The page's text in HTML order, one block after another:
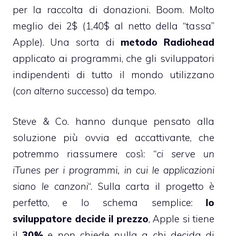
per la raccolta di donazioni. Boom. Molto
meglio dei 2$ (1,40$ al netto della “tassa”
Apple). Una sorta di metodo Radiohead
applicato ai programmi, che gli sviluppatori
indipendenti di tutto il mondo utilizzano
(con alterno successo) da tempo.
Steve & Co. hanno dunque pensato alla
soluzione più ovvia ed accattivante, che
potremmo riassumere così: “ci serve un
iTunes per i programmi, in cui le applicazioni
siano le canzoni“. Sulla carta il progetto è
perfetto, e lo schema semplice: lo
sviluppatore decide il prezzo, Apple si tiene